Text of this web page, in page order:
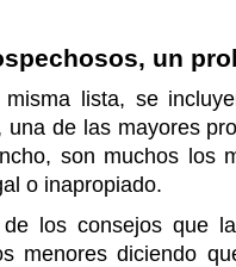
un
lista, se
una de las mayores
son muchos los
o inapropiado.
los consejos que
menores diciendo